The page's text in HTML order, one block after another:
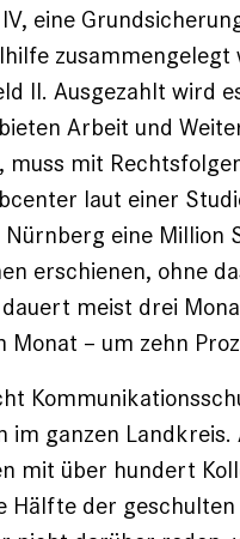
eine
II. Ausgezahlt wird
Arbeit und
mit
laut einer
eine Million
erschienen, ohne
meist drei
Monat – um zehn
im ganzen
mit über hundert
Hälfte der